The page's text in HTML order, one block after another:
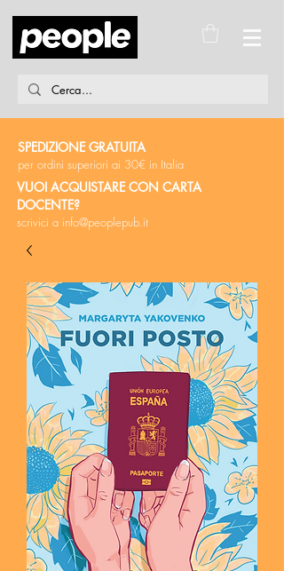
SPEDIZIONE GRATUITA
per ordini superiori ai 30€ in Italia
VUOI ACQUISTARE CON CARTA
DOCENTE?
scrivici a info@peoplepub.it